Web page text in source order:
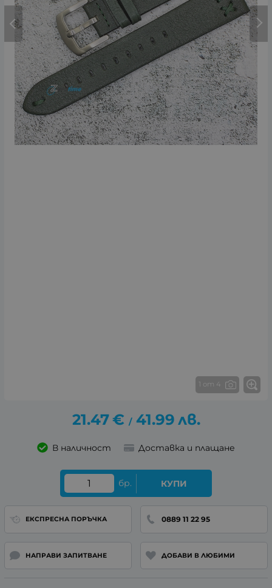
1 от 4
21.47€ / 41.99 лв.
В наличност Доставка и плащане
бр. КУПИ
ЕКСПРЕСНА ПОРЪЧКА 0889 11 22 95
НАПРАВИ ЗАПИТВАНЕ ДОБАВИ В ЛЮБИМИ